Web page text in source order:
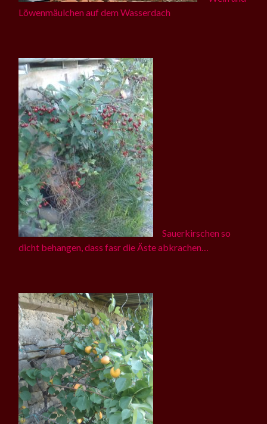
Löwenmäulchen auf dem Wasserdach
Sauerkirschen so
dicht behangen, dass fasr die Äste abkrachen…